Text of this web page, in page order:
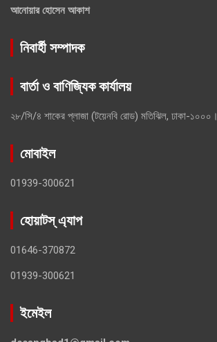
আনোয়ার হোসেন আকাশ
নিবার্হী সম্পাদক
বার্তা ও বাণিজ্যিক কার্যালয়
২৮/সি/৪ শাকের প্লাজা (টয়েনবি রোড) মতিঝিল, ঢাকা-১০০০।
মোবাইল
01939-300621
হোয়াটস্ এ্যাপ
01646-370872
01939-300621
ইমেইল